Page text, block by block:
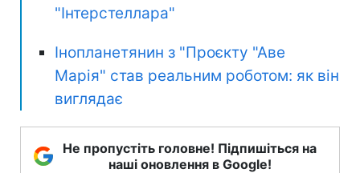
"Інтерстеллара"
Інопланетянин з "Проєкту "Аве
Марія" став реальним роботом: як він
виглядає
Не пропустіть головне! Підпишіться на
наші оновлення в Google!